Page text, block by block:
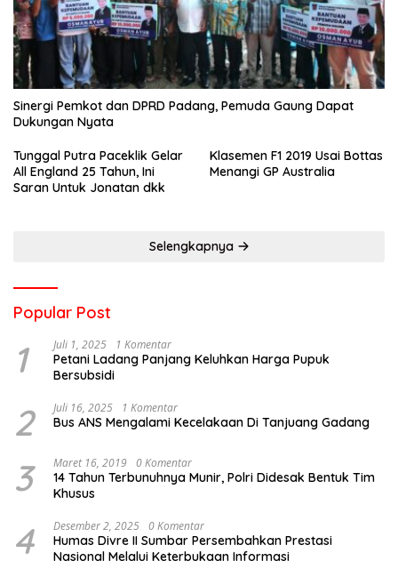
Sinergi Pemkot dan DPRD Padang, Pemuda Gaung Dapat
Dukungan Nyata
Tunggal Putra Paceklik Gelar
All England 25 Tahun, Ini
Saran Untuk Jonatan dkk
Klasemen F1 2019 Usai Bottas
Menangi GP Australia
Selengkapnya
Popular Post
1 Juli 1, 2025 1 Komentar
Petani Ladang Panjang Keluhkan Harga Pupuk
Bersubsidi
2 Juli 16, 2025 1 Komentar
Bus ANS Mengalami Kecelakaan Di Tanjuang Gadang
3 Maret 16, 2019 0 Komentar
14 Tahun Terbunuhnya Munir, Polri Didesak Bentuk Tim
Khusus
4 Desember 2, 2025 0 Komentar
Humas Divre II Sumbar Persembahkan Prestasi
Nasional Melalui Keterbukaan Informasi